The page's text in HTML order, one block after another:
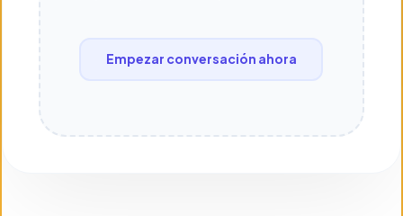
Empezar conversación ahora